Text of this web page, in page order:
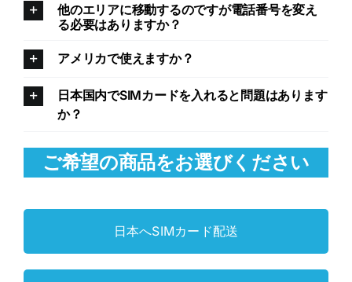
他のエリアに移動するのですが電話番号を変え
る必要はありますか？
アメリカで使えますか？
日本国内でSIMカードを入れると問題はあります
か？
ご希望の商品をお選びください
日本へSIMカード配送